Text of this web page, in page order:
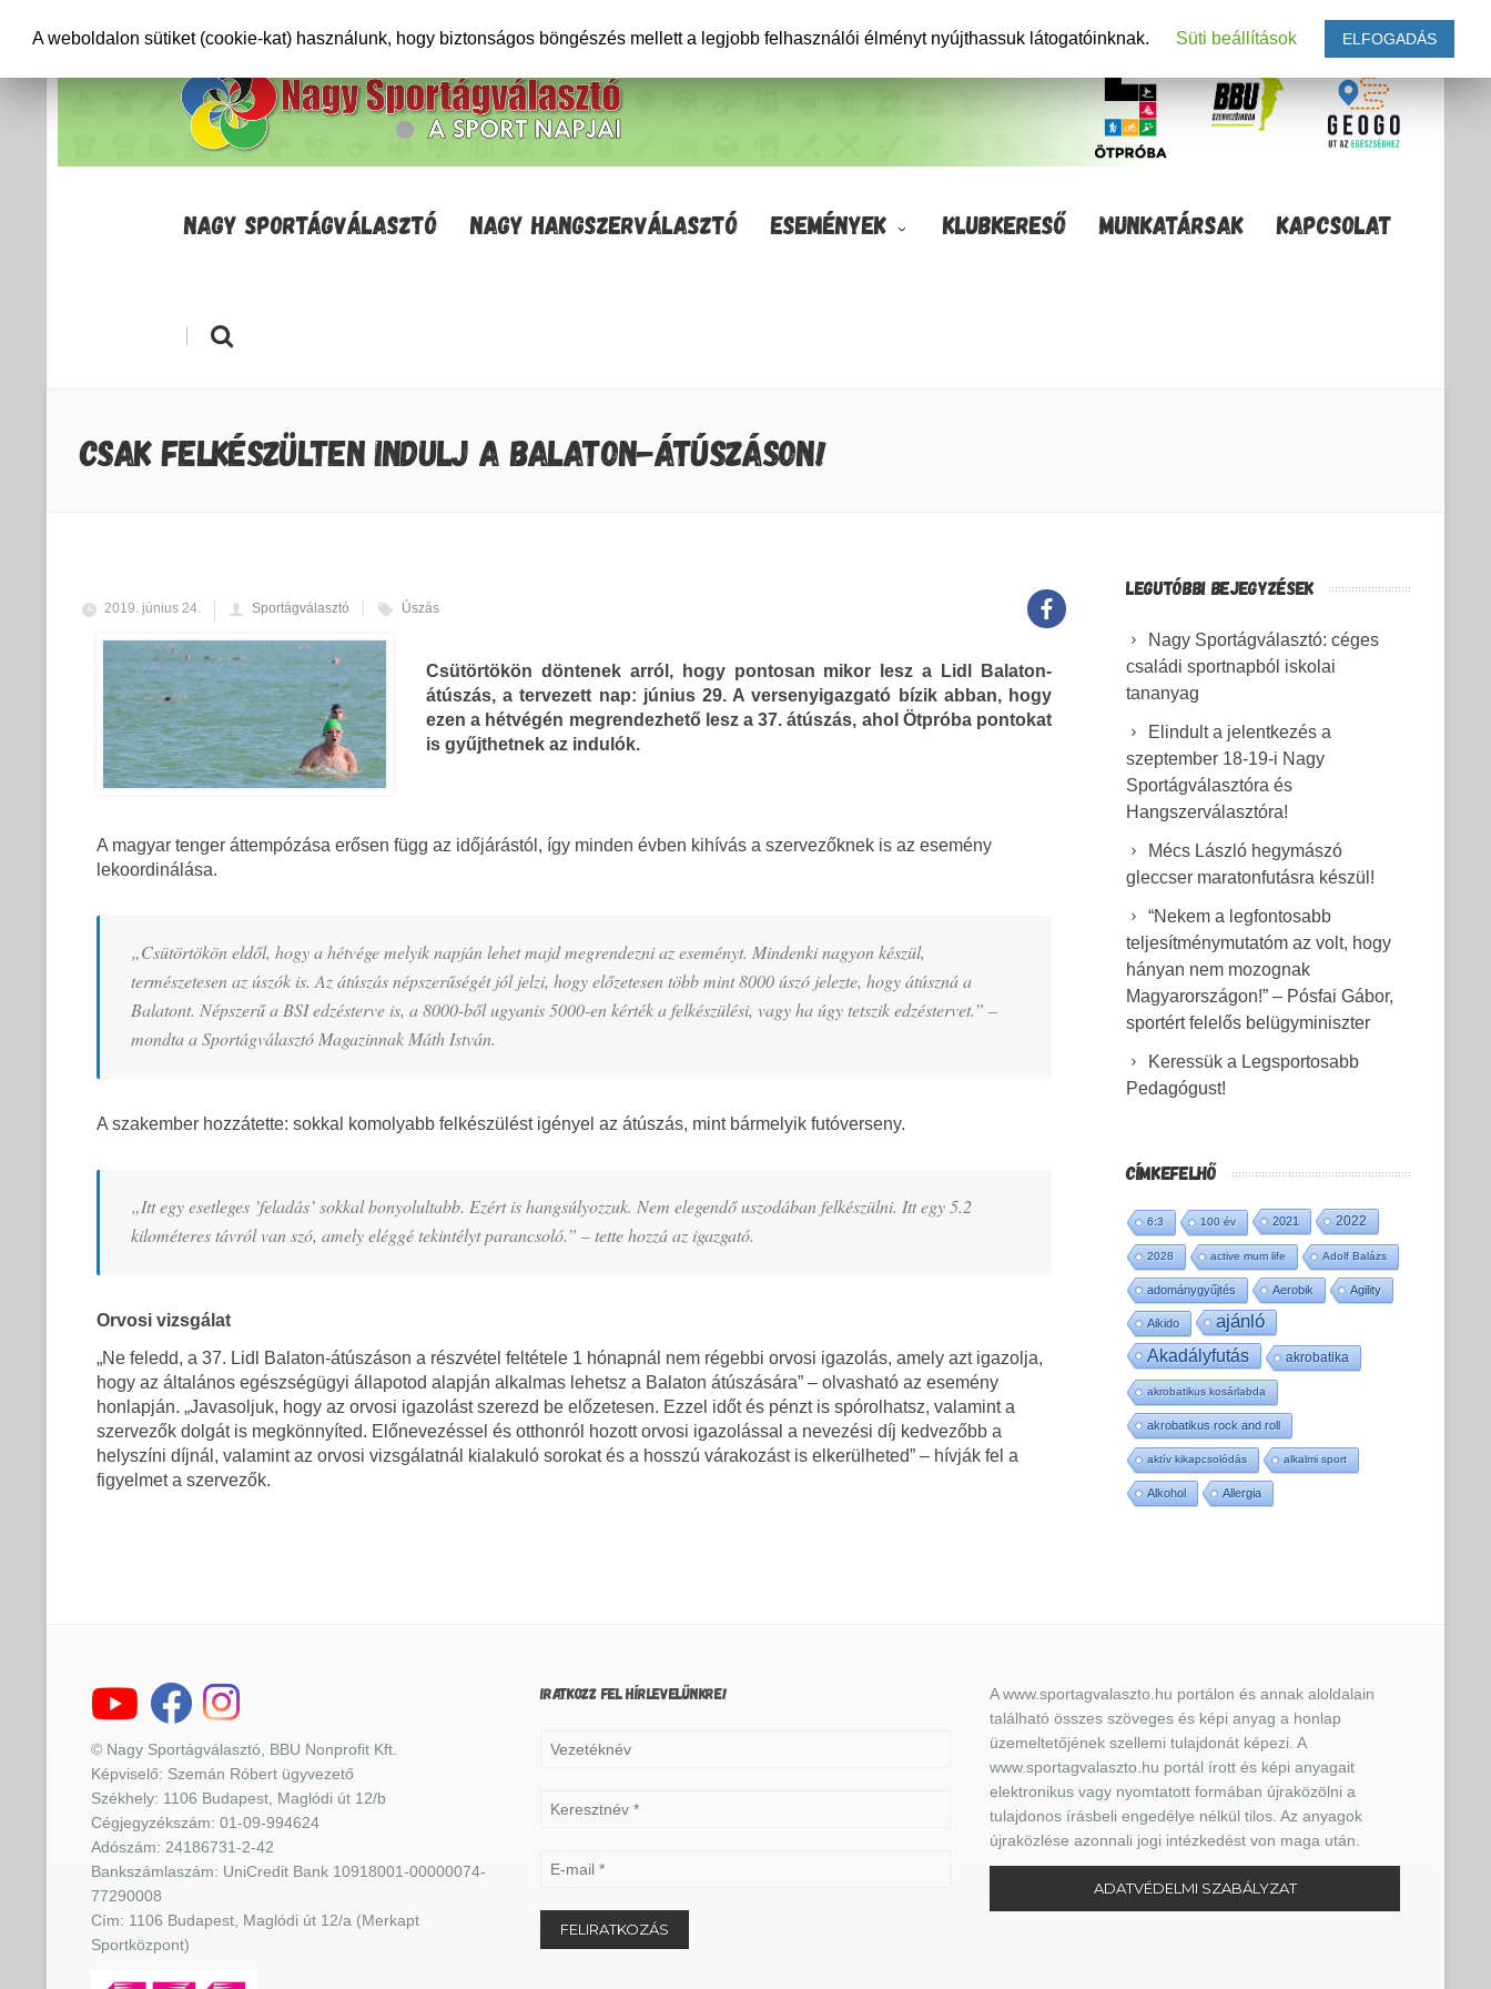
NAGY SPORTÁGVÁLASZTÓ NAGY HANGSZERVÁLASZTÓ ESEMÉNYEK KLUBKERESŐ MUNKATÁRSAK KAPCSOLAT
|
CSAK FELKÉSZÜLTEN INDULJ A BALATON-ÁTÚSZÁSON!
2019. június 24. Sportágválasztó Úszás
Csütörtökön döntenek arról, hogy pontosan mikor lesz a Lidl Balaton-
átúszás, a tervezett nap: június 29. A versenyigazgató bízik abban, hogy
ezen a hétvégén megrendezhető lesz a 37. átúszás, ahol Ötpróba pontokat
is gyűjthetnek az indulók.
A magyar tenger áttempózása erősen függ az időjárástól, így minden évben kihívás a szervezőknek is az esemény
lekoordinálása.
„Csütörtökön eldől, hogy a hétvége melyik napján lehet majd megrendezni az eseményt. Mindenki nagyon készül,
természetesen az úszók is. Az átúszás népszerűségét jól jelzi, hogy előzetesen több mint 8000 úszó jelezte, hogy átúszná a
Balatont. Népszerű a BSI edzésterve is, a 8000-ből ugyanis 5000-en kérték a felkészülési, vagy ha úgy tetszik edzéstervet.” –
mondta a Sportágválasztó Magazinnak Máth István.
A szakember hozzátette: sokkal komolyabb felkészülést igényel az átúszás, mint bármelyik futóverseny.
„Itt egy esetleges ’feladás’ sokkal bonyolultabb. Ezért is hangsúlyozzuk. Nem elegendő uszodában felkészülni. Itt egy 5.2
kilométeres távról van szó, amely eléggé tekintélyt parancsoló.” – tette hozzá az igazgató.
Orvosi vizsgálat
„Ne feledd, a 37. Lidl Balaton-átúszáson a részvétel feltétele 1 hónapnál nem régebbi orvosi igazolás, amely azt igazolja,
hogy az általános egészségügyi állapotod alapján alkalmas lehetsz a Balaton átúszására” – olvasható az esemény
honlapján. „Javasoljuk, hogy az orvosi igazolást szerezd be előzetesen. Ezzel időt és pénzt is spórolhatsz, valamint a
szervezők dolgát is megkönnyíted. Előnevezéssel és otthonról hozott orvosi igazolással a nevezési díj kedvezőbb a
helyszíni díjnál, valamint az orvosi vizsgálatnál kialakuló sorokat és a hosszú várakozást is elkerülheted” – hívják fel a
figyelmet a szervezők.
LEGUTÓBBI BEJEGYZÉSEK
Nagy Sportágválasztó: céges
családi sportnapból iskolai
tananyag
Elindult a jelentkezés a
szeptember 18-19-i Nagy
Sportágválasztóra és
Hangszerválasztóra!
Mécs László hegymászó
gleccser maratonfutásra készül!
“Nekem a legfontosabb
teljesítménymutatóm az volt, hogy
hányan nem mozognak
Magyarországon!” – Pósfai Gábor,
sportért felelős belügyminiszter
Keressük a Legsportosabb
Pedagógust!
CÍMKEFELHŐ
6:3 100 év 2021 2022
2028 active mum life Adolf Balázs
adománygyűjtés Aerobik Agility
Aikido ajánló
Akadályfutás akrobatika
akrobatikus kosárlabda
akrobatikus rock and roll
aktív kikapcsolódás alkalmi sport
Alkohol Allergia
© Nagy Sportágválasztó, BBU Nonprofit Kft.
Képviselő: Szemán Róbert ügyvezető
Székhely: 1106 Budapest, Maglódi út 12/b
Cégjegyzékszám: 01-09-994624
Adószám: 24186731-2-42
Bankszámlaszám: UniCredit Bank 10918001-00000074-
77290008
Cím: 1106 Budapest, Maglódi út 12/a (Merkapt
Sportközpont)
IRATKOZZ FEL HÍRLEVELÜNKRE!
A www.sportagvalaszto.hu portálon és annak aloldalain
található összes szöveges és képi anyag a honlap
üzemeltetőjének szellemi tulajdonát képezi. A
www.sportagvalaszto.hu portál írott és képi anyagait
elektronikus vagy nyomtatott formában újraközölni a
tulajdonos írásbeli engedélye nélkül tilos. Az anyagok
újraközlése azonnali jogi intézkedést von maga után.
ADATVÉDELMI SZABÁLYZAT
A weboldalon sütiket (cookie-kat) használunk, hogy biztonságos böngészés mellett a legjobb felhasználói élményt nyújthassuk látogatóinknak. Süti beállítások ELFOGADÁS